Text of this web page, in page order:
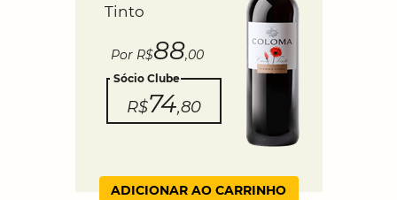
Tinto
Por R$88,00
Sócio Clube
R$74,80
ADICIONAR AO CARRINHO